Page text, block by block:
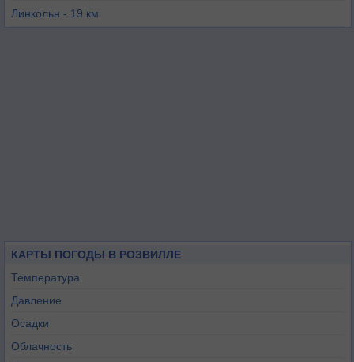
Линкольн - 19 км
КАРТЫ ПОГОДЫ В РОЗВИЛЛЕ
Температура
Давление
Осадки
Облачность